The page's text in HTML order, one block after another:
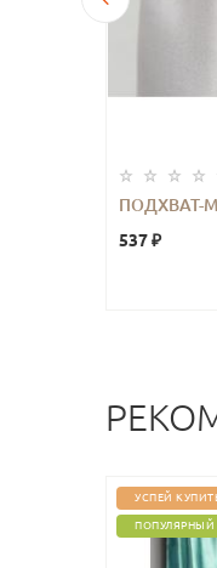
ПОДХВАТ-
537 ₽
УСПЕЙ
ПОПУЛЯРНЫЙ